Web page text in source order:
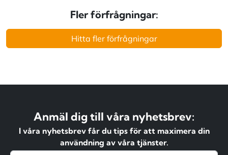
Fler förfrågningar:
Hitta fler förfrågningar
Anmäl dig till våra nyhetsbrev:
I våra nyhetsbrev får du tips för att maximera din
användning av våra tjänster.